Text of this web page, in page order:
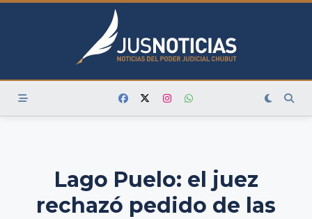
Skip
Lago Puelo: el juez
rechazó pedido de las